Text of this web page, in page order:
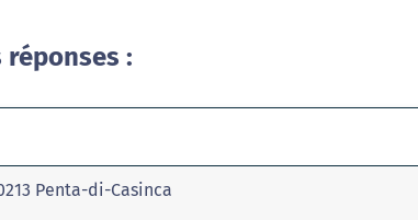
:
Penta-di-Casinca